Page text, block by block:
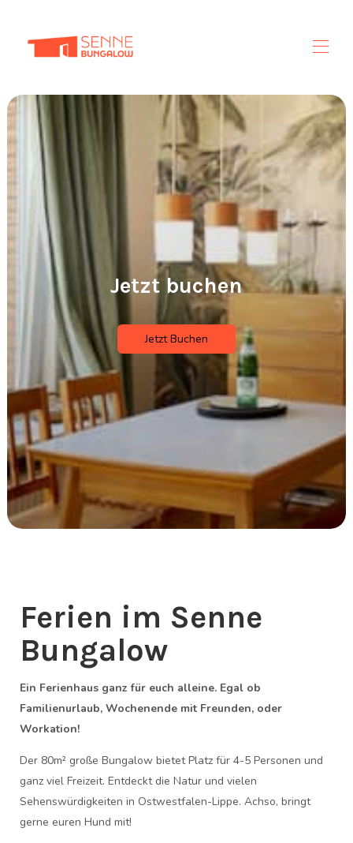
Startseite
Übersicht
Fotos
Kontakt
Jetzt buchen
Jetzt Buchen
Ferien im Senne
Bungalow
Ein Ferienhaus ganz für euch alleine. Egal ob
Familienurlaub, Wochenende mit Freunden, oder
Workation!
Der 80m² große Bungalow bietet Platz für 4-5 Personen und
ganz viel Freizeit. Entdeckt die Natur und vielen
Sehenswürdigkeiten in Ostwestfalen-Lippe. Achso, bringt
gerne euren Hund mit!